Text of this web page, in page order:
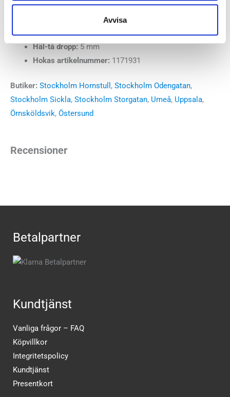
Avvisa
Stabilitet:Neutral
Höjd:Häl 38 mm – Framfot 33 mm
Häl-tå dropp:5 mm
Hokas artikelnummer:1171931
Butiker: Stockholm Hornstull , Stockholm Odengatan,
Stockholm Sickla, Stockholm Storgatan, Umeå, Uppsala,
Örnsköldsvik, Östersund
Recensioner
Betalpartner
Kundtjänst
Vanliga frågor – FAQ
Köpvillkor
Integritetspolicy
Kundtjänst
Presentkort